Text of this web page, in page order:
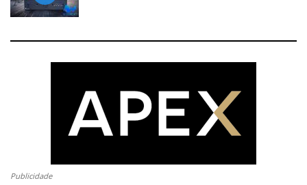
Publicidade